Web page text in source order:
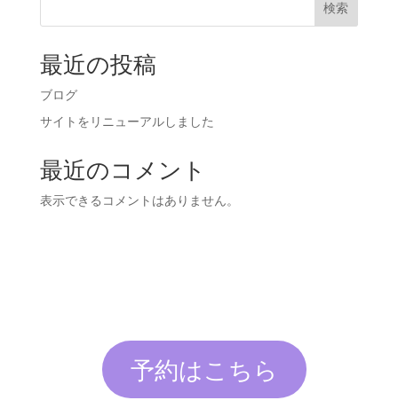
検索
最近の投稿
ブログ
サイトをリニューアルしました
最近のコメント
表示できるコメントはありません。
予約はこちら